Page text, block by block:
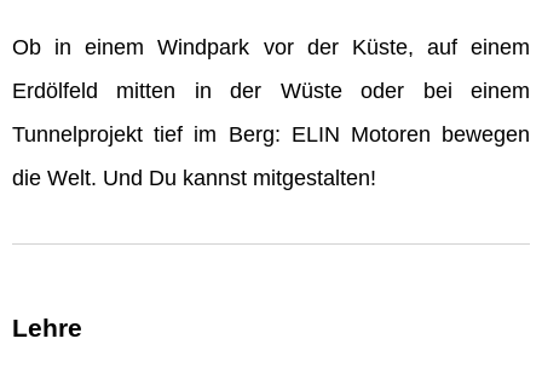
Ob in einem Windpark vor der Küste, auf einem
Erdölfeld mitten in der Wüste oder bei einem
Tunnelprojekt tief im Berg: ELIN Motoren bewegen
die Welt. Und Du kannst mitgestalten!
Lehre